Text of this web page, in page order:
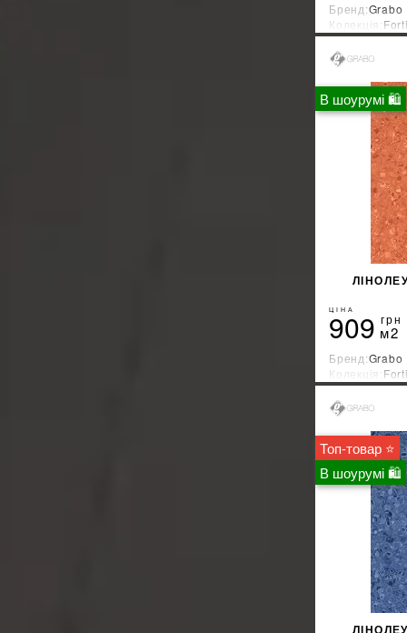
Бренд:Grabo
Колекція:
Країна-
В шоурумі 🛍
ЦІНА
909 грн
м2
Бренд:Grabo
Колекція:
Країна-
Топ-товар ⭐
В шоурумі 🛍